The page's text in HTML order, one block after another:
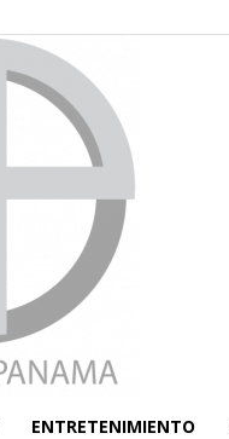
ENTRETENIMIENTO